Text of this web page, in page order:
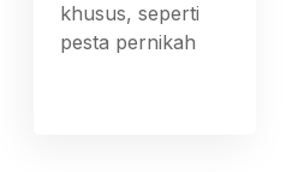
khusus, seperti
pesta pernikah